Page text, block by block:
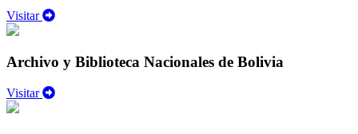
Visitar
Archivo y Biblioteca Nacionales de Bolivia
Visitar